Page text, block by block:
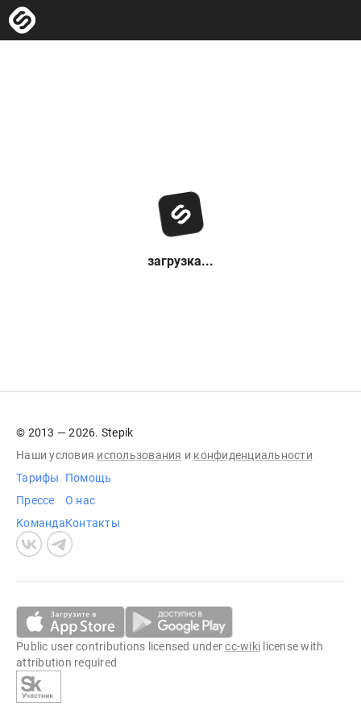
загрузка...
© 2013 — 2026. Stepik
Наши условия использования и конфиденциальности
Тарифы
Прессе
Команда
Помощь
О нас
Контакты
Public user contributions licensed undercc-wiki license with
attribution required